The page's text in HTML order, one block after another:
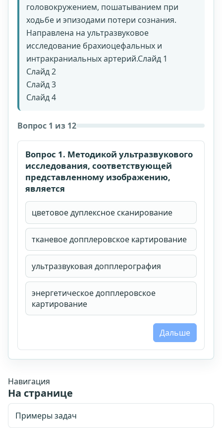
Стоимость доступа: 1999 рублей.Доступ на 90
календарных дней.
Email для личного кабинета
правила возвратаи
условия доступа.
персональных данных
головокружением, пошатыванием при
ходьбе и эпизодами потери сознания.
Направлена на ультразвуковое
исследование брахиоцефальных и
интракраниальных артерий.Слайд 1
Слайд 2
Слайд 3
Слайд 4
Вопрос 1 из 12
Вопрос 1. Методикой ультразвукового
исследования, соответствующей
представленному изображению,
является
цветовое дуплексное сканирование
тканевое допплеровское картирование
ультразвуковая допплерография
энергетическое допплеровское
картирование
Дальше
Навигация
На странице
Примеры задач